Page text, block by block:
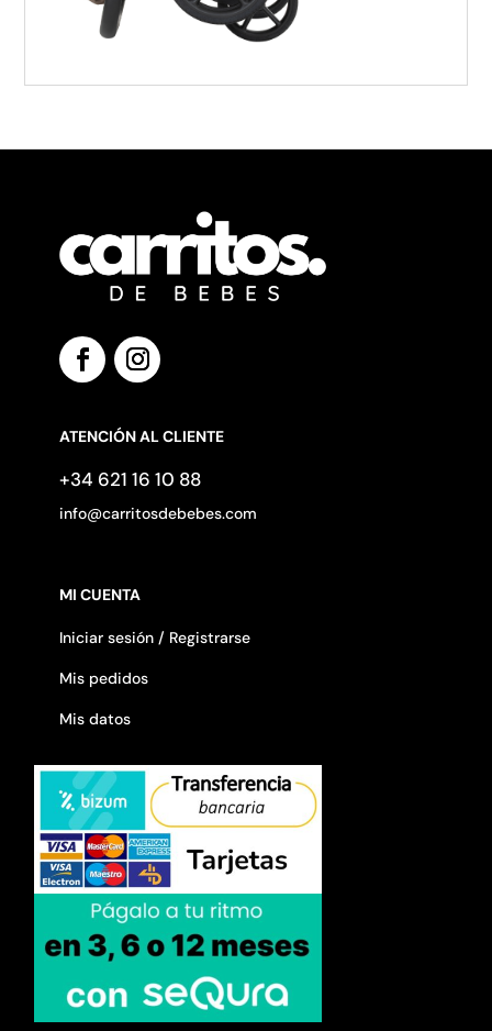
ATENCIÓN AL CLIENTE
+34 621 16 10 88
info@carritosdebebes.com
MI CUENTA
Iniciar sesión / Registrarse
Mis pedidos
Mis datos